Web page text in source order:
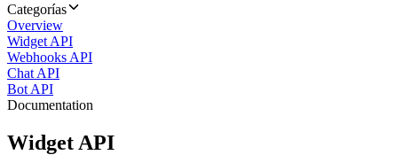
Categorías
Overview
Widget API
Webhooks API
Chat API
Bot API
Documentation
Widget API